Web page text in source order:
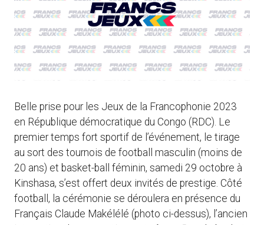
Belle prise pour les Jeux de la Francophonie 2023
en République démocratique du Congo (RDC). Le
premier temps fort sportif de l’événement, le tirage
au sort des tournois de football masculin (moins de
20 ans) et basket-ball féminin, samedi 29 octobre à
Kinshasa, s’est offert deux invités de prestige. Côté
football, la cérémonie se déroulera en présence du
Français Claude Makélélé (photo ci-dessus), l’ancien